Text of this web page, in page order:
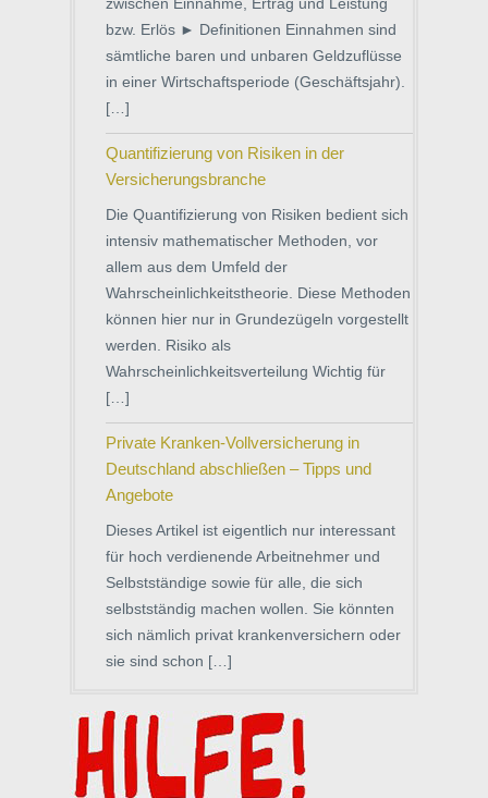
bzw. Erlös ► Definitionen Einnahmen sind
sämtliche baren und unbaren Geldzuflüsse
in einer Wirtschaftsperiode (Geschäftsjahr).
[…]
Quantifizierung von Risiken in der
Versicherungsbranche
Die Quantifizierung von Risiken bedient sich
intensiv mathematischer Methoden, vor
allem aus dem Umfeld der
Wahrscheinlichkeitstheorie. Diese Methoden
können hier nur in Grundеzügeln vorgestellt
werden. Risiko als
Wahrscheinlichkeitsverteilung Wichtig für
[…]
Private Kranken-Vollversicherung in
Deutschland abschließen – Tipps und
Angebote
Dieses Artikel ist eigentlich nur interessant
für hoch verdienende Arbeitnehmer und
Selbstständige sowie für alle, die sich
selbstständig machen wollen. Sie könnten
sich nämlich privat krankenversichern oder
sie sind schon […]